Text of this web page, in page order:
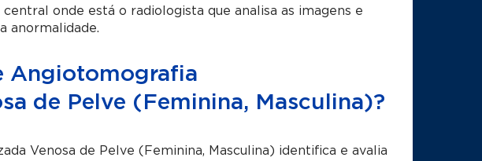
central onde está o radiologista que analisa as imagens e
anormalidade.
Angiotomografia
de Pelve (Feminina, Masculina)?
Venosa de Pelve (Feminina, Masculina) identifica e avalia